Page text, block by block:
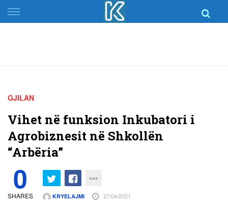
Skip
to
GJILAN
Vihet në funksion Inkubatori i
Agrobiznesit në Shkollën
“Arbëria”
0
SHARES KRYELAJMI 27/04/2021